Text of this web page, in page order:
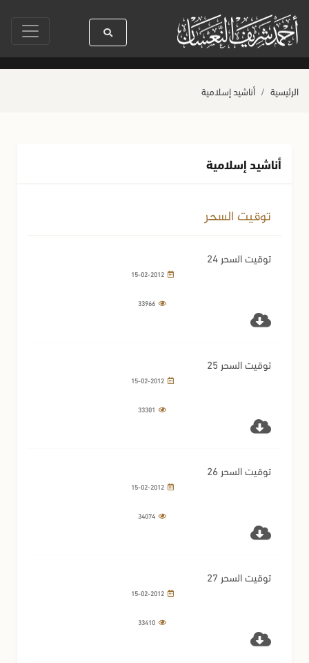
سيدنا رسول الله ﷺ كله رحمة صلاة آخر أربعاء من صفر حياة
الرئيسية أناشيد إسلامية
أناشيد إسلامية
توقيت السحر
توقيت السحر 24
15-02-2012
توقيت السحر 25
15-02-2012
توقيت السحر 26
15-02-2012
توقيت السحر 27
15-02-2012